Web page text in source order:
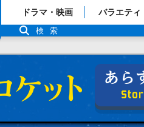
「TBSテレビ」トップページ
番組表
ドラマ・映画 バラエティ
検索
日曜劇場